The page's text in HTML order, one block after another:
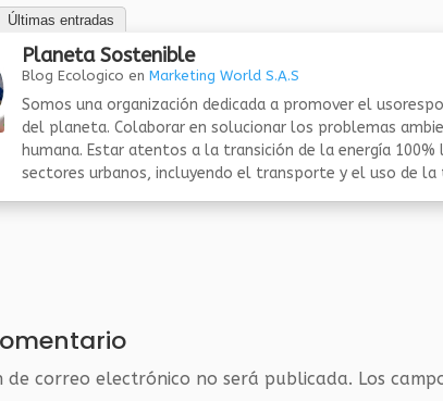
Últimas entradas
Planeta Sostenible
Blog Ecologico enMarketing World S.A.S
Somos una organización dedicada a promover el
del planeta. Colaborar en solucionar los problemas
humana. Estar atentos a la transición de la energía
sectores urbanos, incluyendo el transporte y el uso de la
de correo electrónico no será publicada. Los